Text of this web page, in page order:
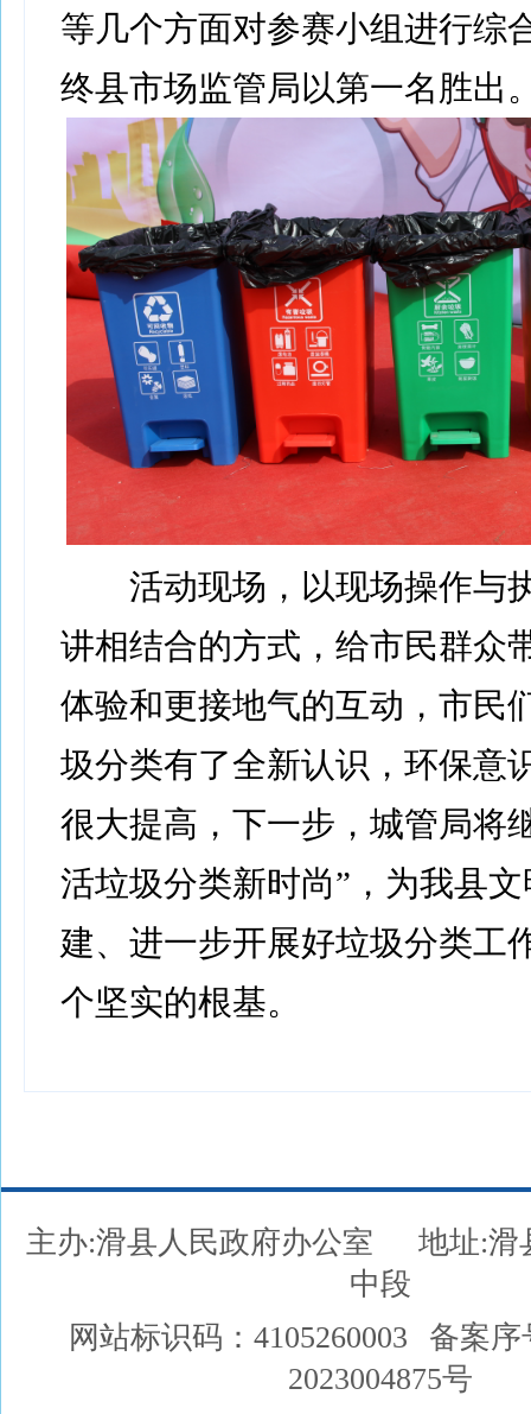
等几个方面对参赛小组进行综
终县市场监管局以第一名胜出
活动现场，以现场操作与
讲相结合的方式，给市民群众
体验和更接地气的互动，市民
圾分类有了全新认识，环保意
很大提高，下一步，城管局将
活垃圾分类新时尚”，为我县
建、进一步开展好垃圾分类工
个坚实的根基。
主办:滑县人民政府办公室
地址:滑
中段
网站标识码：4105260003
备案序
2023004875号